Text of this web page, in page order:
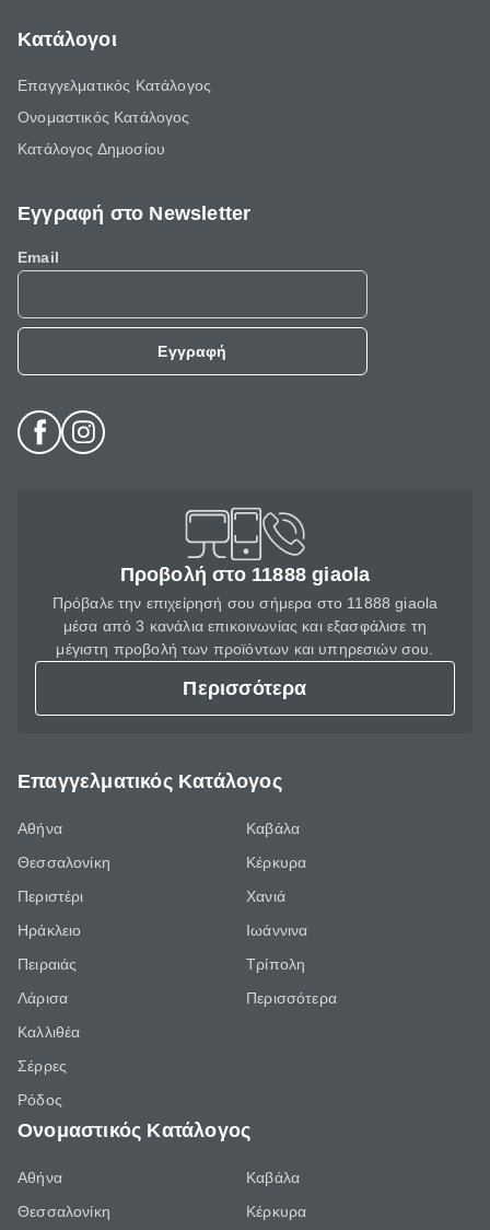
Κατάλογοι
Επαγγελματικός Κατάλογος
Ονομαστικός Κατάλογος
Κατάλογος Δημοσίου
Εγγραφή στο Newsletter
Email
Εγγραφή
Προβολή στο 11888 giaola
Πρόβαλε την επιχείρησή σου σήμερα στο 11888 giaola
μέσα από 3 κανάλια επικοινωνίας και εξασφάλισε τη
μέγιστη προβολή των προϊόντων και υπηρεσιών σου.
Περισσότερα
Επαγγελματικός Κατάλογος
Αθήνα
Θεσσαλονίκη
Περιστέρι
Ηράκλειο
Πειραιάς
Λάρισα
Καλλιθέα
Σέρρες
Ρόδος
Καβάλα
Κέρκυρα
Χανιά
Ιωάννινα
Τρίπολη
Περισσότερα
Ονομαστικός Κατάλογος
Αθήνα
Θεσσαλονίκη
Καβάλα
Κέρκυρα